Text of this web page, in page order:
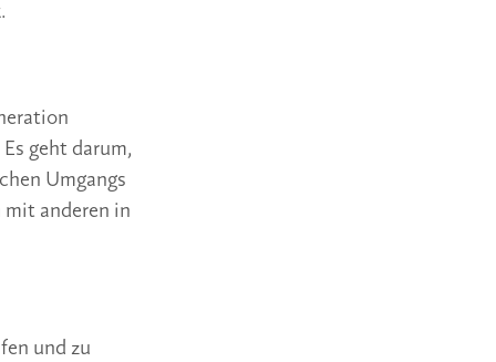
geht darum,
Umgangs
anderen in
und zu